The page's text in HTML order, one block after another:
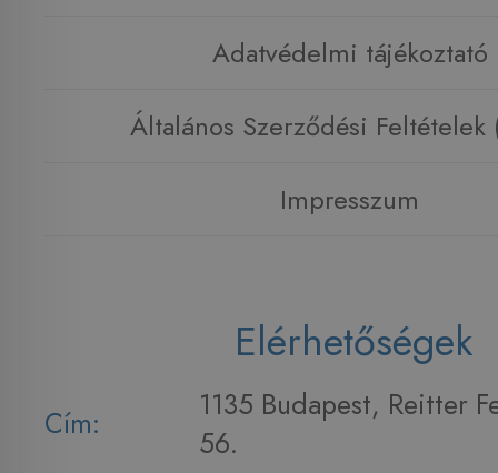
Adatvédelmi tájékoztató
Általános Szerződési Feltételek
Impresszum
Elérhetőségek
Cím:
1135 Budapest, Reitter
56.